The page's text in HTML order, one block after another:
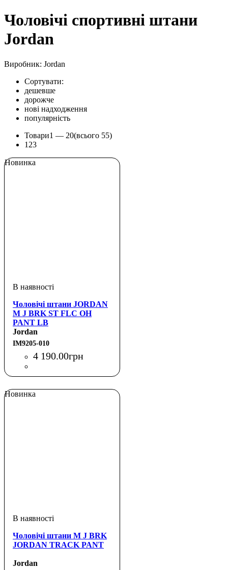
Чоловічі спортивні штани
Jordan
Виробник: Jordan
Сортувати:
дешевше
дорожче
нові надходження
популярність
Товари1 — 20(всього 55)
1 23
Новинка
Чоловічі штани JORDAN
M J BRK ST FLC OH
PANT LB
Jordan
IM9205-010
4 190.00грн
Новинка
Чоловічі штани M J BRK
JORDAN TRACK PANT
Jordan